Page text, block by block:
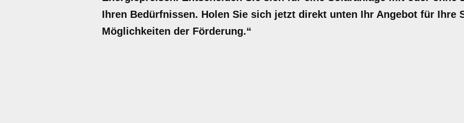
Ihren Bedürfnissen. Holen Sie sich jetzt direkt unten Ihr Angebot für Ihre
Möglichkeiten der Förderung.“